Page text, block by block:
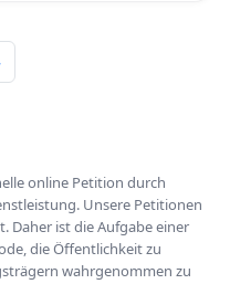
online Petition durch
Unsere Petitionen
Daher ist die Aufgabe einer
die Öffentlichkeit zu
wahrgenommen zu